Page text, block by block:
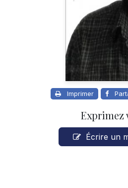
Imprimer
Exprimez
Écrire un